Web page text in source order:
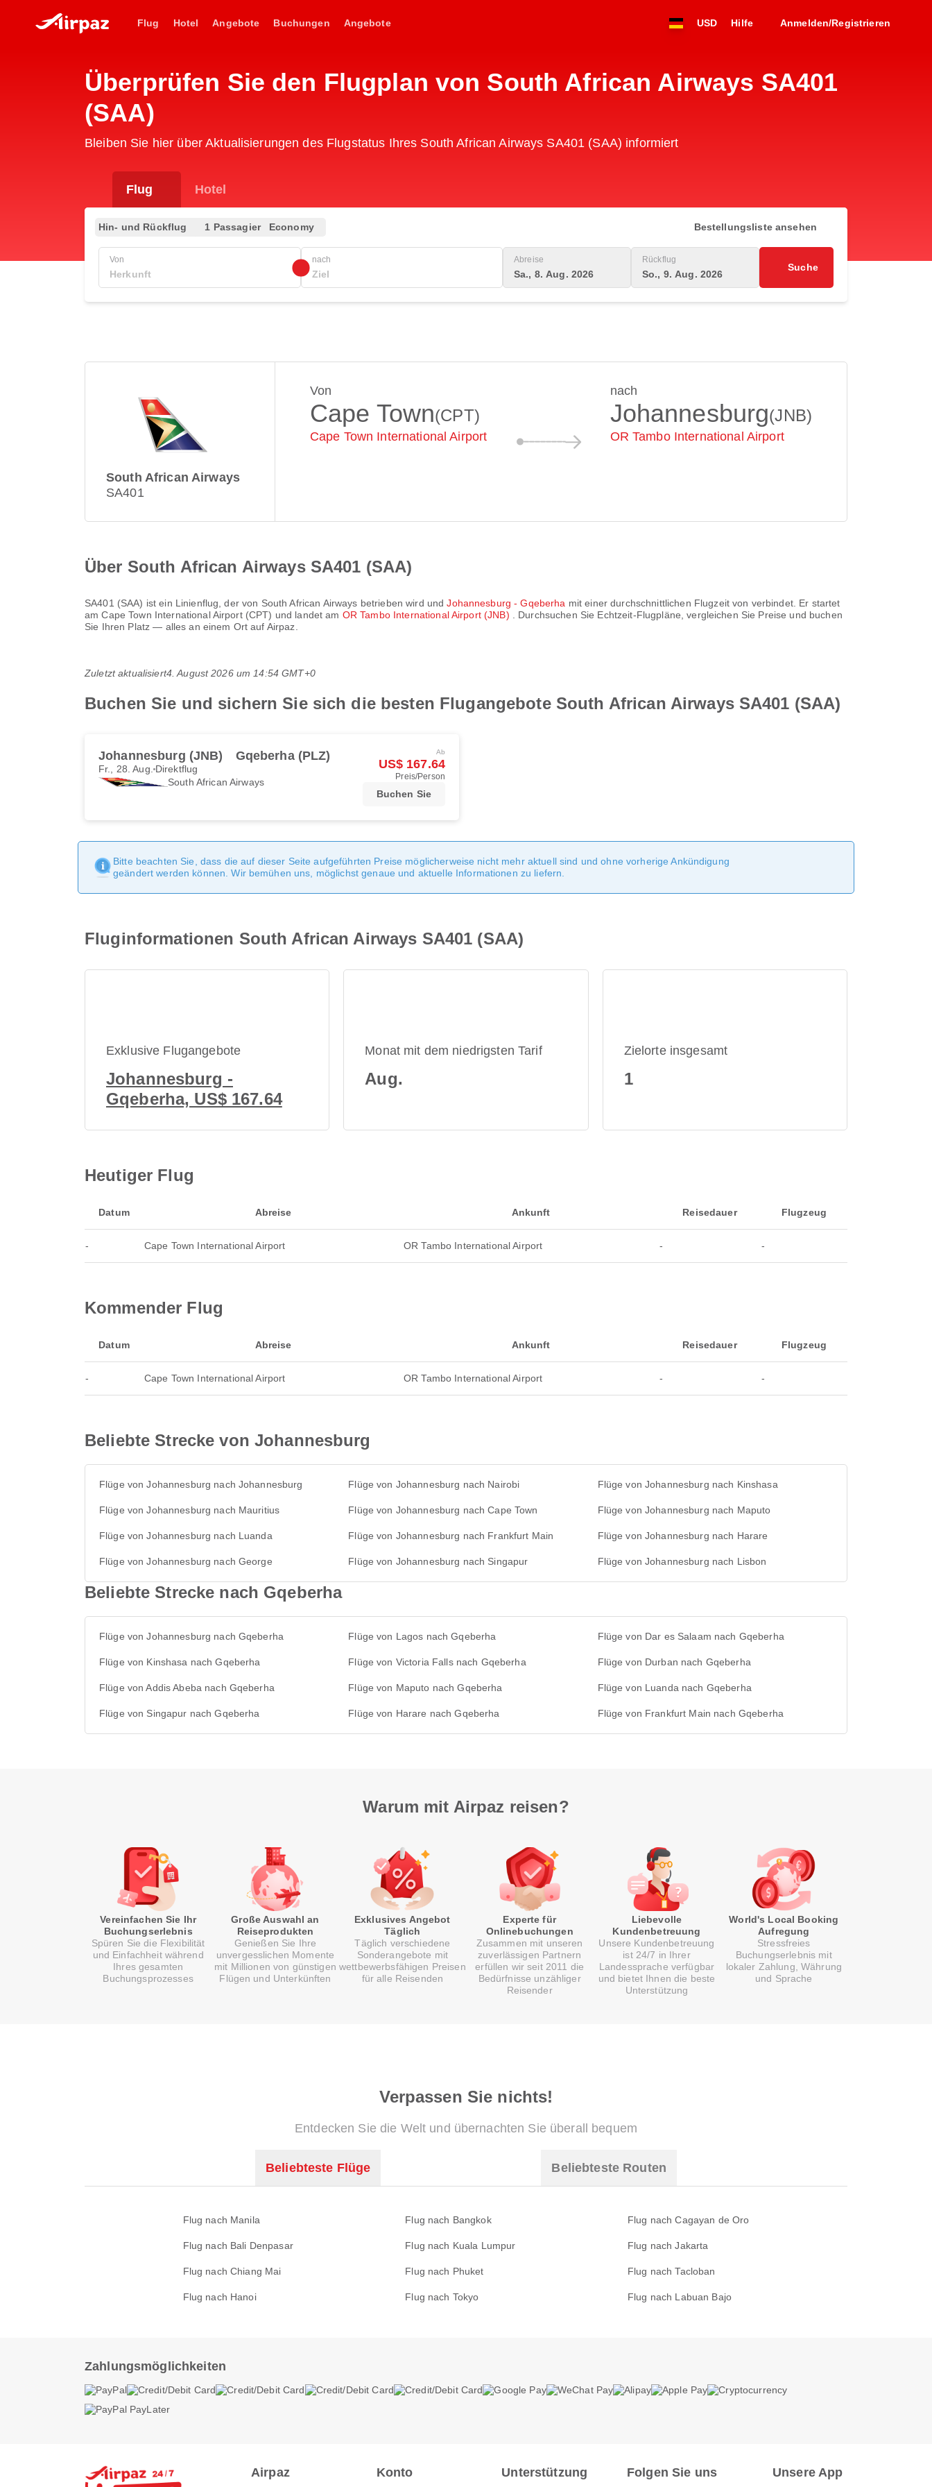
Flug Hotel Angebote Buchungen Angebote USD Hilfe Anmelden/Registrieren
Überprüfen Sie den Flugplan von South African Airways SA401
(SAA)
Bleiben Sie hier über Aktualisierungen des Flugstatus Ihres South African Airways SA401 (SAA) informiert
Flug Hotel
Hin- und Rückflug 1 Passagier Economy Bestellungsliste ansehen
Von nach Abreise
Sa., 8. Aug. 2026
Rückflug
So., 9. Aug. 2026
Suche
South African Airways
SA401
Von
Cape Town(CPT)
Cape Town International Airport
nach
Johannesburg(JNB)
OR Tambo International Airport
Über South African Airways SA401 (SAA)
SA401 (SAA) ist ein Linienflug, der von South African Airways betrieben wird undJohannesburg - Gqeberha mit einer durchschnittlichen Flugzeit von verbindet. Er startet
amCape Town International Airport (CPT) und landet am OR Tambo International Airport (JNB)
. Durchsuchen Sie Echtzeit-Flugpläne, vergleichen Sie Preise und buchen
Sie Ihren Platz — alles an einem Ort auf Airpaz.
Zuletzt aktualisiert4. August 2026 um 14:54 GMT+0
Buchen Sie und sichern Sie sich die besten Flugangebote South African Airways SA401 (SAA)
Johannesburg (JNB) Gqeberha (PLZ)
Fr., 28. Aug. Direktflug
South African Airways
Ab
US$ 167.64
Preis/Person
Buchen Sie
Bitte beachten Sie, dass die auf dieser Seite aufgeführten Preise möglicherweise nicht mehr aktuell sind und ohne vorherige Ankündigung
geändert werden können. Wir bemühen uns, möglichst genaue und aktuelle Informationen zu liefern.
Fluginformationen South African Airways SA401 (SAA)
Exklusive Flugangebote
Johannesburg -
Gqeberha, US$ 167.64
Monat mit dem niedrigsten Tarif
Aug.
Zielorte insgesamt
1
Heutiger Flug
Datum Abreise Ankunft Reisedauer Flugzeug
- Cape Town International Airport OR Tambo International Airport - -
Kommender Flug
Datum Abreise Ankunft Reisedauer Flugzeug
- Cape Town International Airport OR Tambo International Airport - -
Beliebte Strecke von Johannesburg
Flüge von Johannesburg nach Johannesburg Flüge von Johannesburg nach Nairobi Flüge von Johannesburg nach Kinshasa
Flüge von Johannesburg nach Mauritius Flüge von Johannesburg nach Cape Town Flüge von Johannesburg nach Maputo
Flüge von Johannesburg nach Luanda Flüge von Johannesburg nach Frankfurt Main Flüge von Johannesburg nach Harare
Flüge von Johannesburg nach George Flüge von Johannesburg nach Singapur Flüge von Johannesburg nach Lisbon
Beliebte Strecke nach Gqeberha
Flüge von Johannesburg nach Gqeberha Flüge von Lagos nach Gqeberha Flüge von Dar es Salaam nach Gqeberha
Flüge von Kinshasa nach Gqeberha Flüge von Victoria Falls nach Gqeberha Flüge von Durban nach Gqeberha
Flüge von Addis Abeba nach Gqeberha Flüge von Maputo nach Gqeberha Flüge von Luanda nach Gqeberha
Flüge von Singapur nach Gqeberha Flüge von Harare nach Gqeberha Flüge von Frankfurt Main nach Gqeberha
Warum mit Airpaz reisen?
Vereinfachen Sie Ihr
Buchungserlebnis
Spüren Sie die Flexibilität
und Einfachheit während
Ihres gesamten
Buchungsprozesses
Große Auswahl an
Reiseprodukten
Genießen Sie Ihre
unvergesslichen Momente
mit Millionen von günstigen
Flügen und Unterkünften
Exklusives Angebot
Täglich
Täglich verschiedene
Sonderangebote mit
wettbewerbsfähigen Preisen
für alle Reisenden
Experte für
Onlinebuchungen
Zusammen mit unseren
zuverlässigen Partnern
erfüllen wir seit 2011 die
Bedürfnisse unzähliger
Reisender
Liebevolle
Kundenbetreuung
Unsere Kundenbetreuung
ist 24/7 in Ihrer
Landessprache verfügbar
und bietet Ihnen die beste
Unterstützung
World's Local Booking
Aufregung
Stressfreies
Buchungserlebnis mit
lokaler Zahlung, Währung
und Sprache
Verpassen Sie nichts!
Entdecken Sie die Welt und übernachten Sie überall bequem
Beliebteste Flüge Beliebteste Routen
Flug nach Manila Flug nach Bangkok Flug nach Cagayan de Oro
Flug nach Bali Denpasar Flug nach Kuala Lumpur Flug nach Jakarta
Flug nach Chiang Mai Flug nach Phuket Flug nach Tacloban
Flug nach Hanoi Flug nach Tokyo Flug nach Labuan Bajo
Zahlungsmöglichkeiten
Airpaz Konto Unterstützung Folgen Sie uns Unsere App